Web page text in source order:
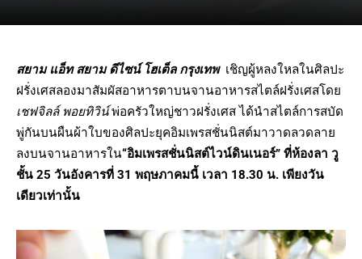
สยาม แอ็ท สยาม ดีไซน์ โฮเต็ล กรุงเทพ เชิญผู้หลงใหลในศิลปะ
ฝรั่งเศสลองมาสัมผัสอาหารตาบนจานอาหารสไตล์ฝรั่งเศสโดย
เชฟจิลล์ พอยทิวิน์พ่อครัวใหญ่ชาวฝรั่งเศส ได้นำสไตล์การสบัด
พู่กันบนผืนผ้าใบของศิลปะยุคอิมเพรสชั่นนิสต์มาวาดลวดลาย
ลงบนจานอาหารใน“อิมเพรสชั่นนิสต์ไวน์ดินเนอร์” ที่ห้องลา วู
ชั้น 25 วันอังคารที่ 31 พฤษภาคมนี้ เวลา 18.30 น. เพียงวัน
เดียวเท่านั้น